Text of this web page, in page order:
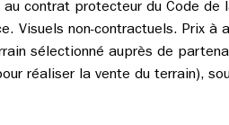
contrat protecteur du Code
Visuels non-contractuels. Prix
sélectionné auprès de
réaliser la vente du terrain),